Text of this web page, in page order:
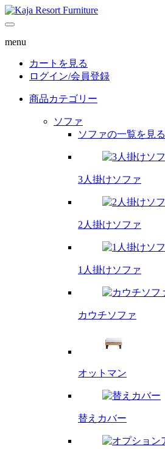
menu
カートを見る
ログイン/会員登録
商品カテゴリー
ソファ
ソファの一覧を見る
3人掛けソファ
2人掛けソファ
1人掛けソファ
カウチソファ
オットマン
替えカバー